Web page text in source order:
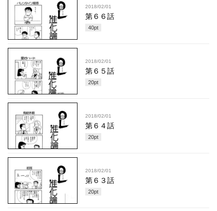
2018/02/01
第６６話
40pt
2018/02/01
第６５話
20pt
2018/02/01
第６４話
20pt
2018/02/01
第６３話
20pt